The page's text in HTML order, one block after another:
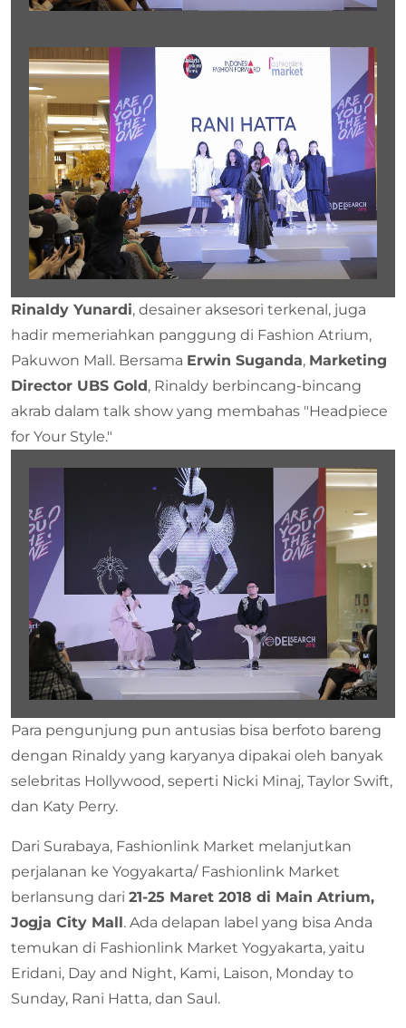
Rinaldy Yunardi, desainer aksesori terkenal, juga
hadir memeriahkan panggung di Fashion Atrium,
Pakuwon Mall. Bersama Erwin Suganda, Marketing
Director UBS Gold, Rinaldy berbincang-bincang
akrab dalam talk show yang membahas "Headpiece
for Your Style."
Para pengunjung pun antusias bisa berfoto bareng
dengan Rinaldy yang karyanya dipakai oleh banyak
selebritas Hollywood, seperti Nicki Minaj, Taylor Swift,
dan Katy Perry.
Dari Surabaya, Fashionlink Market melanjutkan
perjalanan ke Yogyakarta/ Fashionlink Market
berlansung dari 21-25 Maret 2018 di Main Atrium,
Jogja City Mall. Ada delapan label yang bisa Anda
temukan di Fashionlink Market Yogyakarta, yaitu
Eridani, Day and Night, Kami, Laison, Monday to
Sunday, Rani Hatta, dan Saul.